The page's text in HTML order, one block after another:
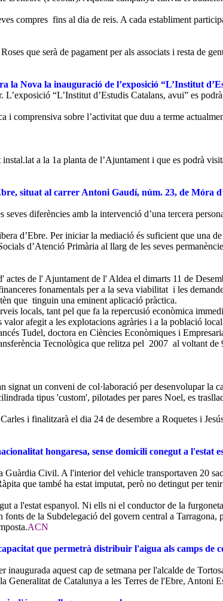
compres fins al dia de reis. A cada establiment
que serà de pagament per als associats i resta de
la Nova la inauguració de l’exposició “L’Institut
“L’Institut d’Estudis Catalans, avui” es
comprensiva sobre l’activitat que duu a terme
a la 1a planta de l’Ajuntament i que es podrà
situat al carrer Antoni Gaudí, núm. 23, de Móra
diferències amb la intervenció d’una tercera
d’Ebre. Per iniciar la mediació és suficient que una
d’Atenció Primària al llarg de les seves
de l' Ajuntament de l' Aldea el dimarts 11 de
fonamentals per a la seva viabilitat i les
que tinguin una eminent aplicació pràctica.
locals, tant pel que fa la repercusió econòmica
valor afegit a les explotacions agràries i a la població
Tudel, doctora en Ciències Econòmiques i
Tecnològica que relitza pel 2007 al voltant de
un conveni de col·laboració per desenvolupar la
tipus 'custom', pilotades per pares Noel, es
i finalitzarà el dia 24 de desembre a Roquetes i
hongaresa, sense domicili conegut a l'estat
Civil. A l'interior del vehicle transportaven 20
que també ha estat imputat, però no detingut per
a l'estat espanyol. Ni ells ni el conductor de la
de la Subdelegació del govern central a Tarragona,
ACN
que permetrà distribuir l'aigua als camps de
aquest cap de setmana per l'alcalde de
Generalitat de Catalunya a les Terres de l'Ebre, Antoni